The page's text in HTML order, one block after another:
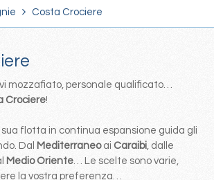
Costa Crociere
mozzafiato, personale qualificato…
Crociere!
flotta in continua espansione guida gli
Dal Mediterraneo ai Caraibi, dalle
Medio Oriente… Le scelte sono varie,
la vostra preferenza…